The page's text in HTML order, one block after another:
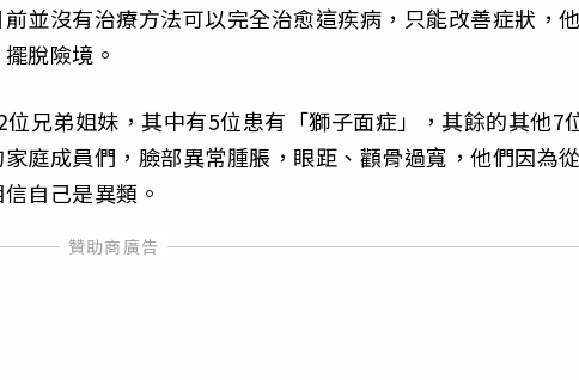
並沒有治療方法可以完全治愈這疾病，只能改善症狀，
脫險境。
兄弟姐妹，其中有5位患有「獅子面症」，其餘的其他7
庭成員們，臉部異常腫脹，眼距、顴骨過寬，他們因為
自己是異類。